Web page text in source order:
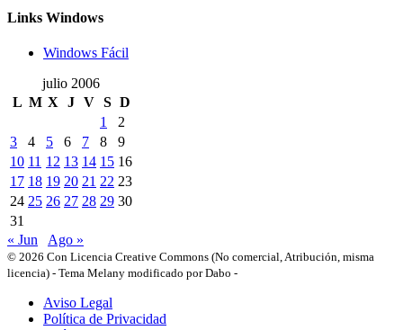
Links Windows
Windows Fácil
julio 2006
L M X J V S D
1
2
3
4 5 6 7 8
9
10 11 12 13 14 15 16
17 18 19 20 21 22 23
24 25 26 27 28 29 30
31
« Jun
Ago »
© 2026 Con Licencia Creative Commons (No comercial, Atribución, misma
licencia) - Tema Melany modificado por Dabo -
Aviso Legal
Política de Privacidad